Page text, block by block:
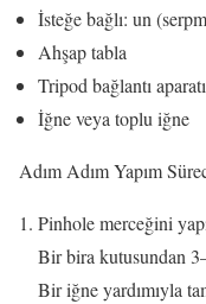
İsteğe bağlı: un
Ahşap tabla
Tripod bağlantı aparatı
İğne veya toplu iğne
Adım Adım Yapım
Pinhole merceğini
Bir bira kutusundan
Bir iğne yardımıyla